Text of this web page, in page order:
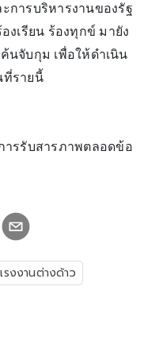
การบริหารงานของรัฐ
งเรียน ร้องทุกข์ มายัง
นจับกุม เพื่อให้ดำเนิน
ที่รายนี้
ารรับสารภาพตลอดข้อ
รงงานต่างด้าว